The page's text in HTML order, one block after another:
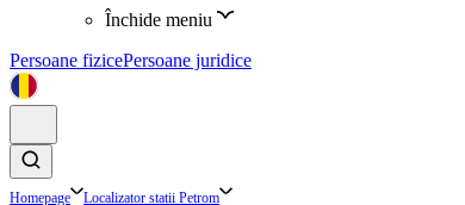
Închide meniu
Persoane fizicePersoane juridice
Homepage Localizator statii Petrom